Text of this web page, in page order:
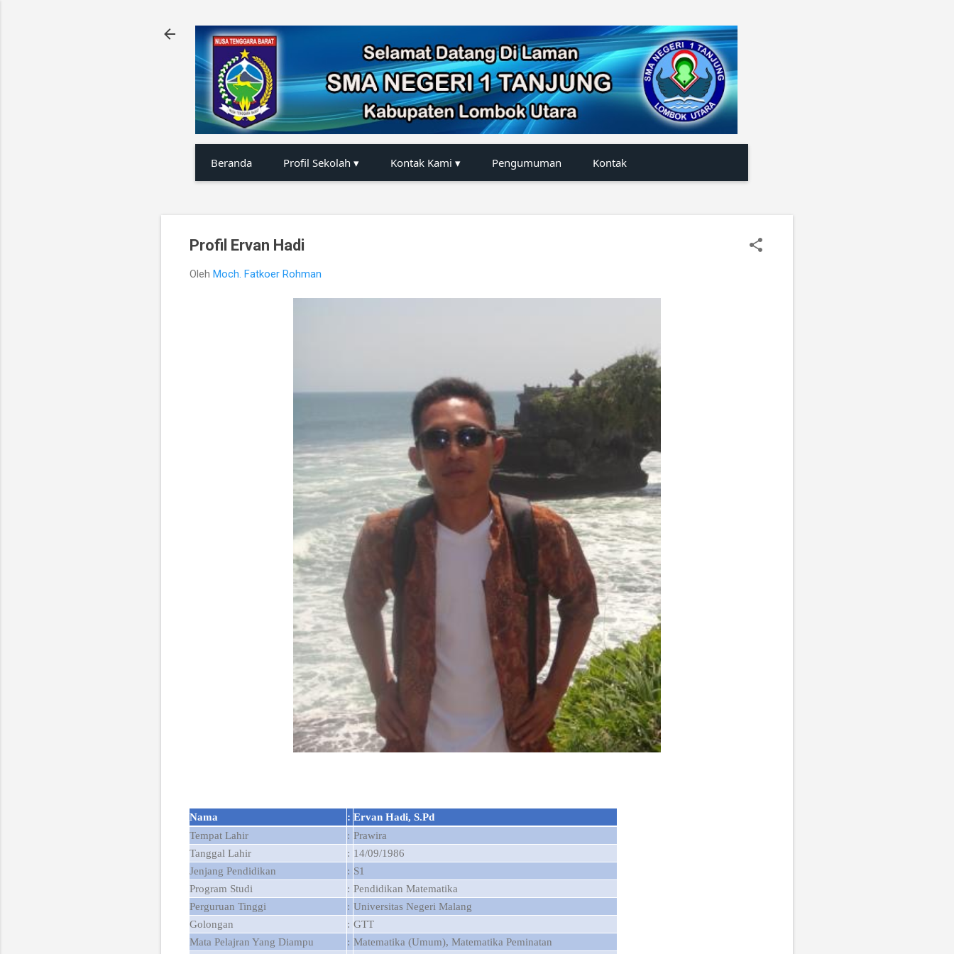
Beranda Profil Sekolah ▾ Kontak Kami ▾ Pengumuman Kontak
Profil Ervan Hadi
Oleh Moch. Fatkoer Rohman
Nama : Ervan Hadi, S.Pd
Tempat Lahir
: Prawira
Tanggal Lahir
: 14/09/1986
Jenjang Pendidikan
: S1
Program Studi
: Pendidikan Matematika
Perguruan Tinggi
: Universitas Negeri Malang
Golongan
: GTT
Mata Pelajran Yang Diampu
: Matematika (Umum), Matematika Peminatan